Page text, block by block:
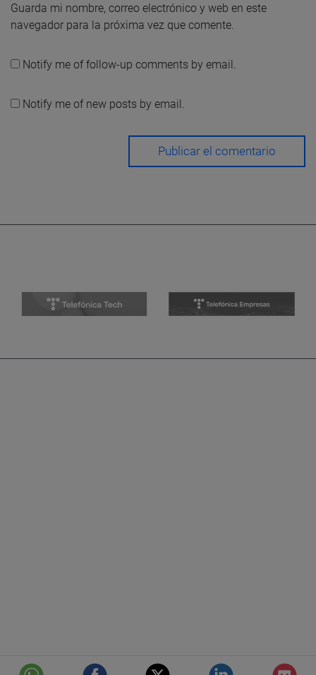
Guarda mi nombre, correo electrónico y web en este
navegador para la próxima vez que comente.
Notify me of follow-up comments by email.
Notify me of new posts by email.